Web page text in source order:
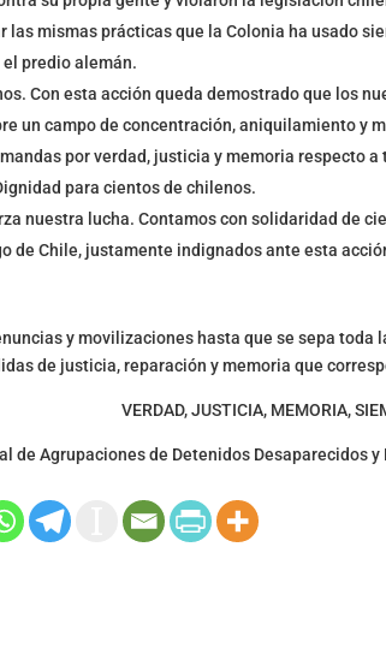
las mismas prácticas que la Colonia ha usado
predio alemán.
Con esta acción queda demostrado que los
un campo de concentración, aniquilamiento y
por verdad, justicia y memoria respecto
para cientos de chilenos.
nuestra lucha. Contamos con solidaridad de
de Chile, justamente indignados ante esta
y movilizaciones hasta que se sepa toda
de justicia, reparación y memoria que
VERDAD, JUSTICIA, MEMORIA,
de Agrupaciones de Detenidos Desaparecidos